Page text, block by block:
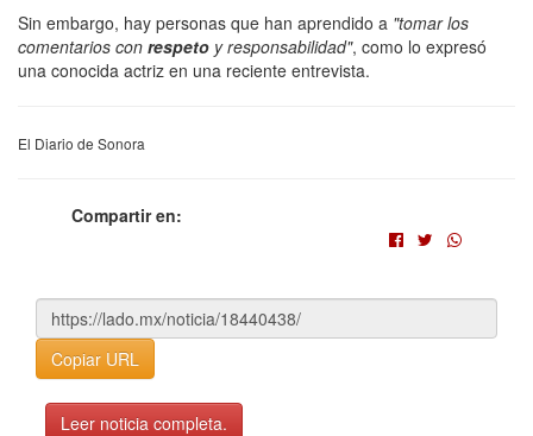
Sin embargo, hay personas que han aprendido a "tomar los
comentarios con respeto y responsabilidad", como lo expresó
una conocida actriz en una reciente entrevista.
El Diario de Sonora
Compartir en:
Copiar URL
Leer noticia completa.